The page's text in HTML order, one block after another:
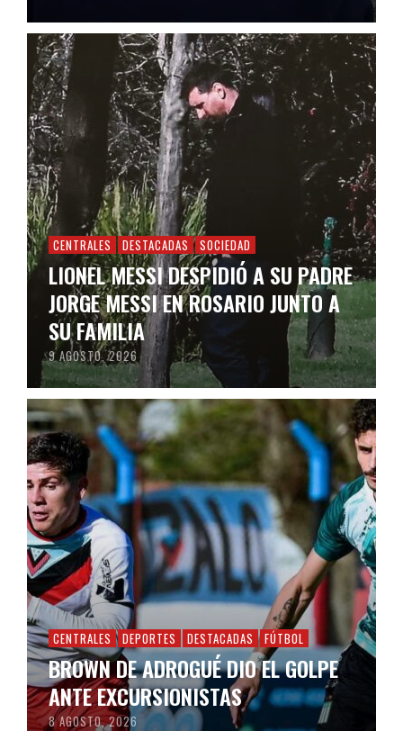
CENTRALES DESTACADAS SOCIEDAD
LIONEL MESSI DESPIDIÓ A SU PADRE
JORGE MESSI EN ROSARIO JUNTO A
SU FAMILIA
9 AGOSTO, 2026
CENTRALES DEPORTES DESTACADAS FÚTBOL
BROWN DE ADROGUÉ DIO EL GOLPE
ANTE EXCURSIONISTAS
8 AGOSTO, 2026